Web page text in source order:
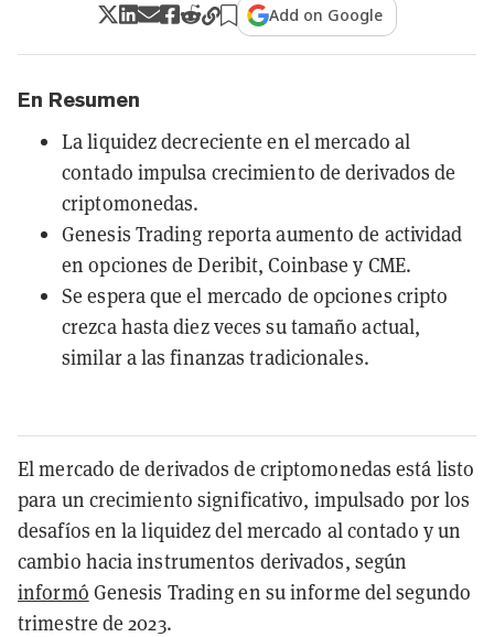
Add on Google
En Resumen
La liquidez decreciente en el mercado al
contado impulsa crecimiento de derivados de
criptomonedas.
Genesis Trading reporta aumento de actividad
en opciones de Deribit, Coinbase y CME.
Se espera que el mercado de opciones cripto
crezca hasta diez veces su tamaño actual,
similar a las finanzas tradicionales.
El mercado de derivados de criptomonedas está listo
para un crecimiento significativo, impulsado por los
desafíos en la liquidez del mercado al contado y un
cambio hacia instrumentos derivados, según
informó Genesis Trading en su informe del segundo
trimestre de 2023.